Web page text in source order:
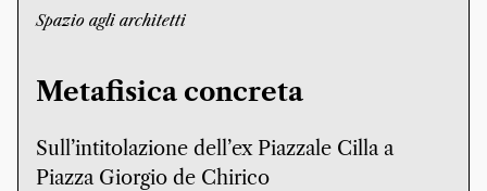
Spazio agli architetti
Metafisica concreta
Sull’intitolazione dell’ex Piazzale Cilla a
Piazza Giorgio de Chirico